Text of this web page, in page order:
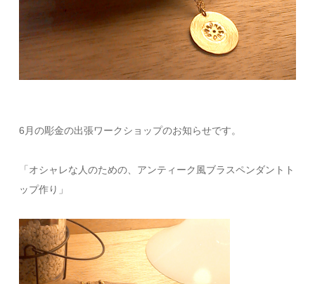
6月の彫金の出張ワークショップのお知らせです。
「オシャレな人のための、アンティーク風ブラスペンダントト
ップ作り」